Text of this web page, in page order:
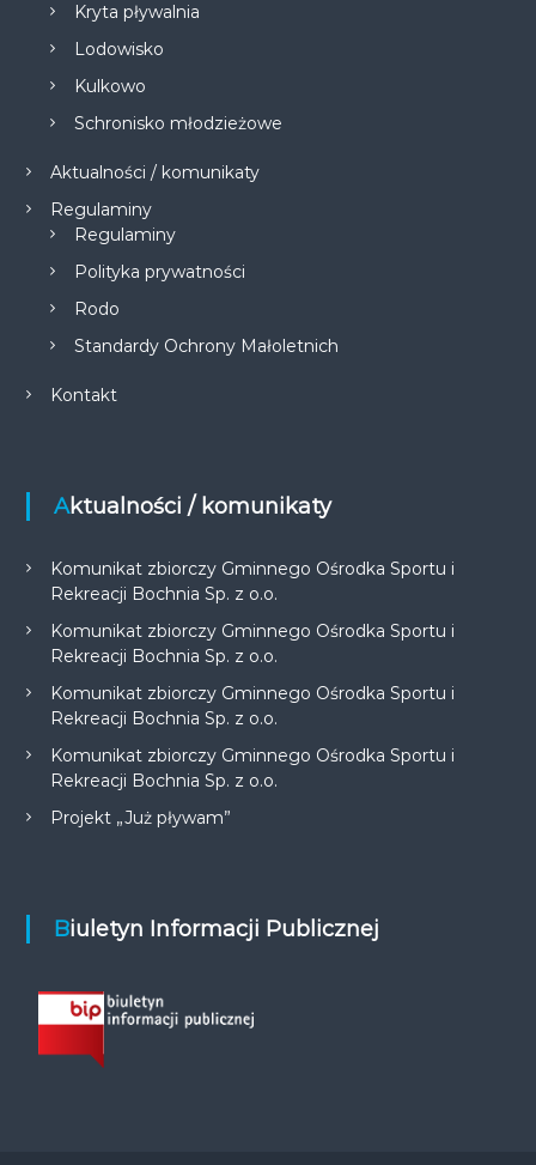
Kryta pływalnia
Lodowisko
Kulkowo
Schronisko młodzieżowe
Aktualności / komunikaty
Regulaminy
Regulaminy
Polityka prywatności
Rodo
Standardy Ochrony Małoletnich
Kontakt
Aktualności / komunikaty
Komunikat zbiorczy Gminnego Ośrodka Sportu i
Rekreacji Bochnia Sp. z o.o.
Komunikat zbiorczy Gminnego Ośrodka Sportu i
Rekreacji Bochnia Sp. z o.o.
Komunikat zbiorczy Gminnego Ośrodka Sportu i
Rekreacji Bochnia Sp. z o.o.
Komunikat zbiorczy Gminnego Ośrodka Sportu i
Rekreacji Bochnia Sp. z o.o.
Projekt „Już pływam”
Biuletyn Informacji Publicznej